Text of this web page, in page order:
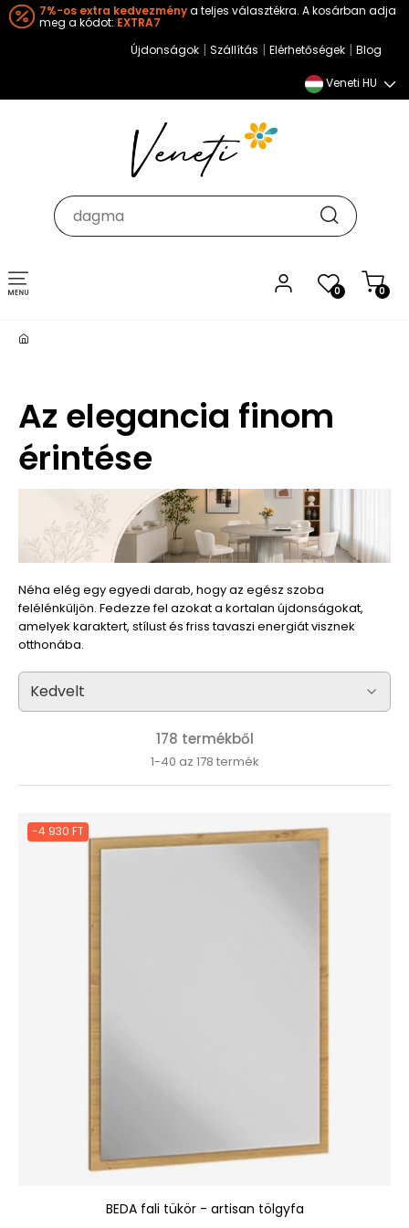
7%-os extra kedvezménya teljes választékra. A kosárban adja
meg a kódot: EXTRA7
Újdonságok | Szállítás | Elérhetőségek | Blog
Veneti HU
0 0
Toggle
navigation
Az elegancia finom
érintése
Néha elég egy egyedi darab, hogy az egész szoba
felélénküljön. Fedezze fel azokat a kortalan újdonságokat,
amelyek karaktert, stílust és friss tavaszi energiát visznek
otthonába.
178 termékből
1-40 az 178 termék
-4 930 FT
BEDA fali tükör - artisan tölgyfa